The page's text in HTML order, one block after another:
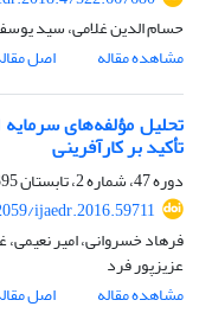
حسام الدین غلامی، سید
مشاهده مقاله
اصل
تحلیل مؤلفه‌‌های
تأکید بر کارآفرینی
دوره 47، شماره 2، تابستان 1395، صفحه
ijaedr.2016.59711
فرهاد خسروانی، امیر
عزیزپور فرد
مشاهده مقاله
اصل